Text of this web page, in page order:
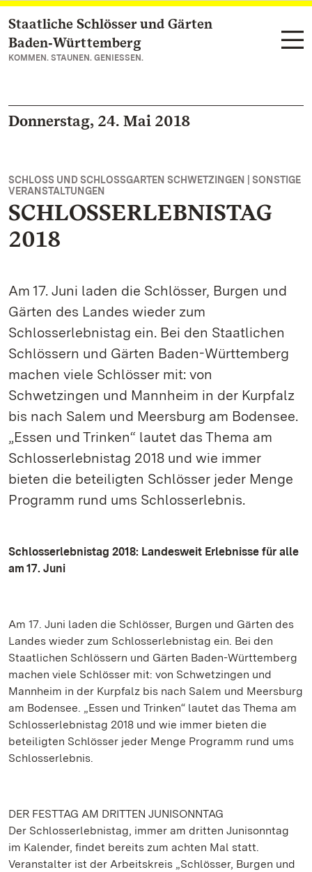
Zum Hauptinhalt springen
Staatliche Schlösser und Gärten
Baden‑Württemberg
KOMMEN. STAUNEN. GENIESSEN.
Donnerstag, 24. Mai 2018
SCHLOSS UND SCHLOSSGARTEN SCHWETZINGEN | SONSTIGE
VERANSTALTUNGEN
SCHLOSSERLEBNISTAG
2018
Am 17. Juni laden die Schlösser, Burgen und
Gärten des Landes wieder zum
Schlosserlebnistag ein. Bei den Staatlichen
Schlössern und Gärten Baden-Württemberg
machen viele Schlösser mit: von
Schwetzingen und Mannheim in der Kurpfalz
bis nach Salem und Meersburg am Bodensee.
„Essen und Trinken“ lautet das Thema am
Schlosserlebnistag 2018 und wie immer
bieten die beteiligten Schlösser jeder Menge
Programm rund ums Schlosserlebnis.
Schlosserlebnistag 2018: Landesweit Erlebnisse für alle
am 17. Juni
Am 17. Juni laden die Schlösser, Burgen und Gärten des
Landes wieder zum Schlosserlebnistag ein. Bei den
Staatlichen Schlössern und Gärten Baden-Württemberg
machen viele Schlösser mit: von Schwetzingen und
Mannheim in der Kurpfalz bis nach Salem und Meersburg
am Bodensee. „Essen und Trinken“ lautet das Thema am
Schlosserlebnistag 2018 und wie immer bieten die
beteiligten Schlösser jeder Menge Programm rund ums
Schlosserlebnis.
DER FESTTAG AM DRITTEN JUNISONNTAG
Der Schlosserlebnistag, immer am dritten Junisonntag
im Kalender, findet bereits zum achten Mal statt.
Veranstalter ist der Arbeitskreis „Schlösser, Burgen und